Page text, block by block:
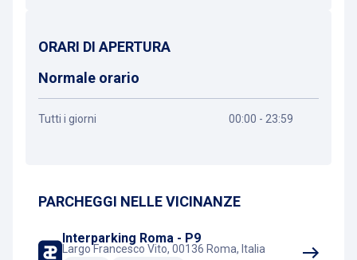
ORARI DI APERTURA
Normale orario
Tutti i giorni 00:00 - 23:59
PARCHEGGI NELLE VICINANZE
Interparking Roma - P9
Largo Francesco Vito, 00136 Roma, Italia